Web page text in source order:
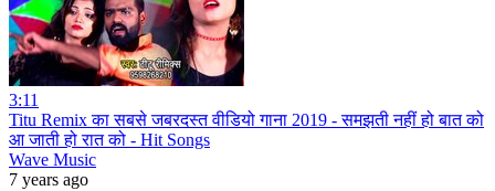
3:11
Titu Remix का सबसे जबरदस्त वीडियो गाना 2019 - समझती नहीं हो बात को
आ जाती हो रात को - Hit Songs
Wave Music
7 years ago